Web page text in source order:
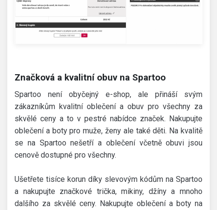
Značková a kvalitní obuv na Spartoo
Spartoo není obyčejný e-shop, ale přináší svým
zákazníkům kvalitní oblečení a obuv pro všechny za
skvělé ceny a to v pestré nabídce značek. Nakupujte
oblečení a boty pro muže, ženy ale také děti. Na kvalitě
se na Spartoo nešetří a oblečení včetně obuvi jsou
cenově dostupné pro všechny.
Ušetřete tisíce korun díky slevovým kódům na Spartoo
a nakupujte značkové trička, mikiny, džíny a mnoho
dalšího za skvělé ceny. Nakupujte oblečení a boty na